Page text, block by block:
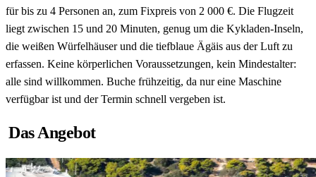
für bis zu 4 Personen an, zum Fixpreis von 2 000 €. Die Flugzeit
liegt zwischen 15 und 20 Minuten, genug um die Kykladen-Inseln,
die weißen Würfelhäuser und die tiefblaue Ägäis aus der Luft zu
erfassen. Keine körperlichen Voraussetzungen, kein Mindestalter:
alle sind willkommen. Buche frühzeitig, da nur eine Maschine
verfügbar ist und der Termin schnell vergeben ist.
Das Angebot